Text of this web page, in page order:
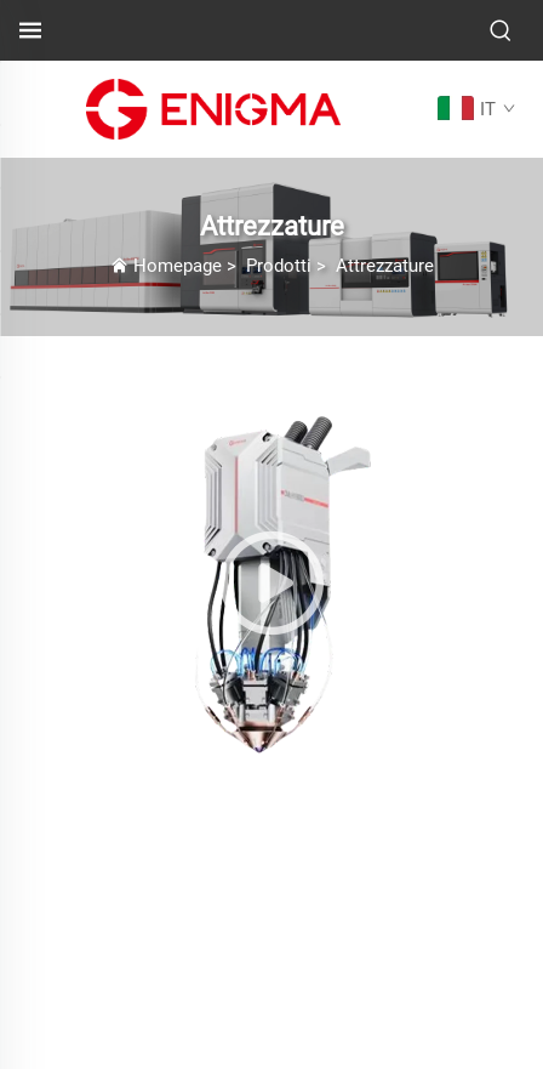
IT
Attrezzature
Homepage>Prodotti > Attrezzature